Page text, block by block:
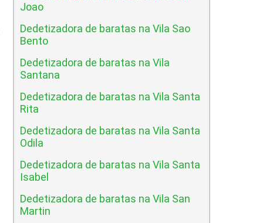
Joao
Dedetizadora de baratas na Vila Sao
Bento
Dedetizadora de baratas na Vila
Santana
Dedetizadora de baratas na Vila Santa
Rita
Dedetizadora de baratas na Vila Santa
Odila
Dedetizadora de baratas na Vila Santa
Isabel
Dedetizadora de baratas na Vila San
Martin